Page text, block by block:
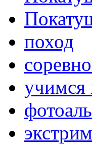
поход
учимся
экстрим